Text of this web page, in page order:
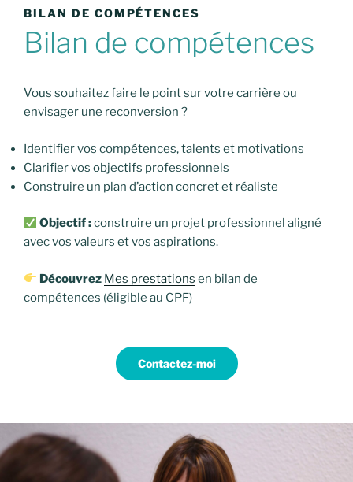
BILAN DE COMPÉTENCES
Bilan de compétences
Vous souhaitez faire le point sur votre carrière ou
envisager une reconversion ?
Identifier vos compétences, talents et motivations
Clarifier vos objectifs professionnels
Construire un plan d’action concret et réaliste
Objectif :construire un projet professionnel aligné
avec vos valeurs et vos aspirations.
Découvrez Mes prestations en bilan de
compétences (éligible au CPF)
Contactez-moi